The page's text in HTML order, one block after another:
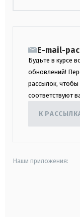
E-mail-
Будьте в курсе
обновлений!
рассылок,
соответствуют
К
Наши приложения: